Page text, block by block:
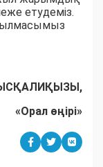
етудеміз.
«Орал өңірі»